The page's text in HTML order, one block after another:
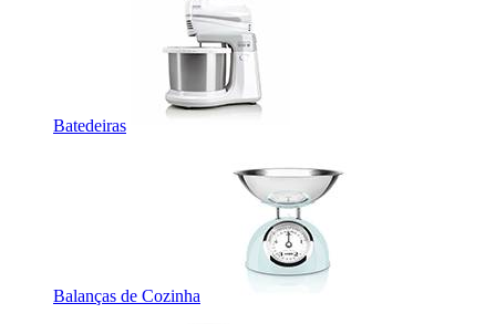
Batedeiras
Balanças de Cozinha